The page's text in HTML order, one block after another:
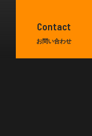
Contact